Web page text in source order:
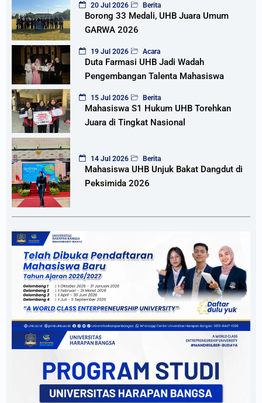
20 Jul 2026 Berita
Borong 33 Medali, UHB Juara Umum
GARWA 2026
19 Jul 2026 Acara
Duta Farmasi UHB Jadi Wadah
Pengembangan Talenta Mahasiswa
15 Jul 2026 Berita
Mahasiswa S1 Hukum UHB Torehkan
Juara di Tingkat Nasional
14 Jul 2026 Berita
Mahasiswa UHB Unjuk Bakat Dangdut di
Peksimida 2026